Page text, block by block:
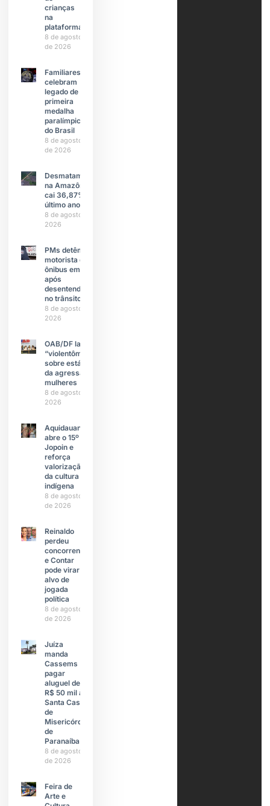
crianças
na
plataforma
8 de agosto
de 2026
Familiares
celebram
legado de
primeira
medalha
paralímpica
do Brasil
8 de agosto
de 2026
Desmatamento
na Amazônia
cai 36,87% no
último ano
8 de agosto de
2026
PMs detêm
motorista de
ônibus em SP
após
desentendimento
no trânsito
8 de agosto de
2026
OAB/DF lança
“violentômetro”
sobre estágios
da agressão a
mulheres
8 de agosto de
2026
Aquidauana
abre o 15º
Jopoin e
reforça
valorização
da cultura
indígena
8 de agosto
de 2026
Reinaldo
perdeu
concorrente
e Contar
pode virar
alvo de
jogada
política
8 de agosto
de 2026
Juíza
manda
Cassems
pagar
aluguel de
R$ 50 mil à
Santa Casa
de
Misericórdia
de
Paranaíba
8 de agosto
de 2026
Feira de
Arte e